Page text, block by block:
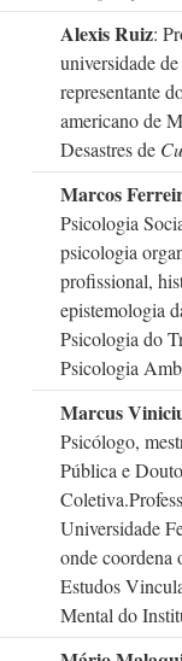
Alexis Ruiz:
universidade
representante
americano de
Desastres de
Marcos
Psicologia
psicologia
profissional,
epistemologia
Psicologia do
Psicologia
Marcus
Psicólogo,
Pública e
Universidade
onde coordena
Estudos
Mental do